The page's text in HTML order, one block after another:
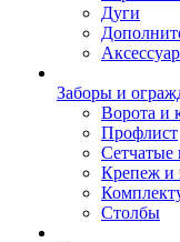
Дуги
Заборы и
Ворота и
Профлист
Сетчатые
Крепеж и
Столбы